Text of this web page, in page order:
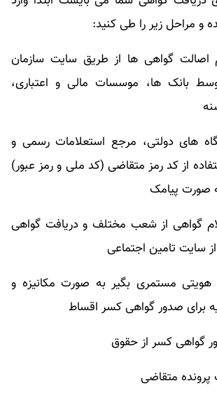
اصالت گواهی ها از طریق سایت سازمان
بانک ها، موسسات مالی و اعتباری،
های دولتی، مرجع استعلامات رسمی و
از کد رمز متقاضی (کد ملی و رمز عبور)
صورت پیامک
گواهی از شعب مختلف و دریافت گواهی
سایت تامین اجتماعی
هویتی مستمری بگیر به صورت مکانیزه و
برای صدور گواهی کسر اقساط
گواهی کسر از حقوق
متقاضی